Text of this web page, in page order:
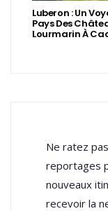
Luberon : Un
Pays Des
Lourmarin À
Ne ratez
reportages
nouveaux
recevoir la